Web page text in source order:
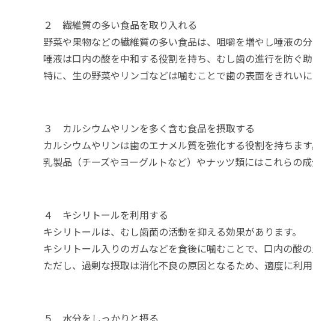
２ 繊維質の多い食品を取り入れる
野菜や果物などの繊維質の多い食品は、咀嚼を増やし唾液の分
唾液は口内の酸を中和する役割を持ち、むし歯の進行を防ぐ助
特に、生の野菜やリンゴなどは噛むことで歯の表面をきれい
３ カルシウムやリンを多く含む食品を摂取する
カルシウムやリンは歯のエナメル質を強化する役割を持ちます
乳製品（チーズやヨーグルトなど）やナッツ類にはこれらの
４ キシリトールを利用する
キシリトールは、むし歯菌の活動を抑える効果があります。
キシリトール入りのガムなどを食後に噛むことで、口内の酸
ただし、過剰な摂取は消化不良の原因となるため、適度に利用
５ 水分をしっかりと摂る